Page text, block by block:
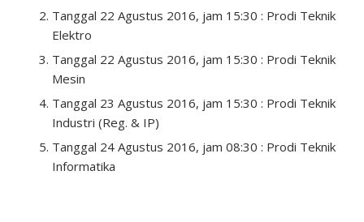
Tanggal 22 Agustus 2016, jam 15:30 : Prodi Teknik
Elektro
Tanggal 22 Agustus 2016, jam 15:30 : Prodi Teknik
Mesin
Tanggal 23 Agustus 2016, jam 15:30 : Prodi Teknik
Industri (Reg. & IP)
Tanggal 24 Agustus 2016, jam 08:30 : Prodi Teknik
Informatika